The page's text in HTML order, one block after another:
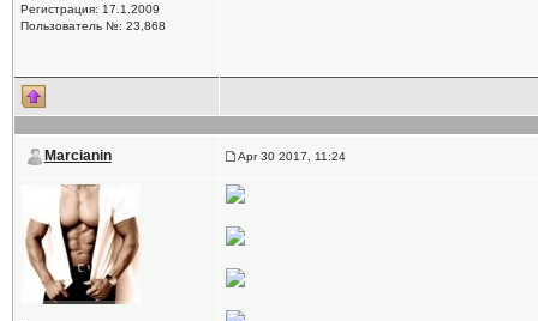
Регистрация: 17.1.2009
Пользователь №: 23,868
Marcianin Apr 30 2017, 11:24